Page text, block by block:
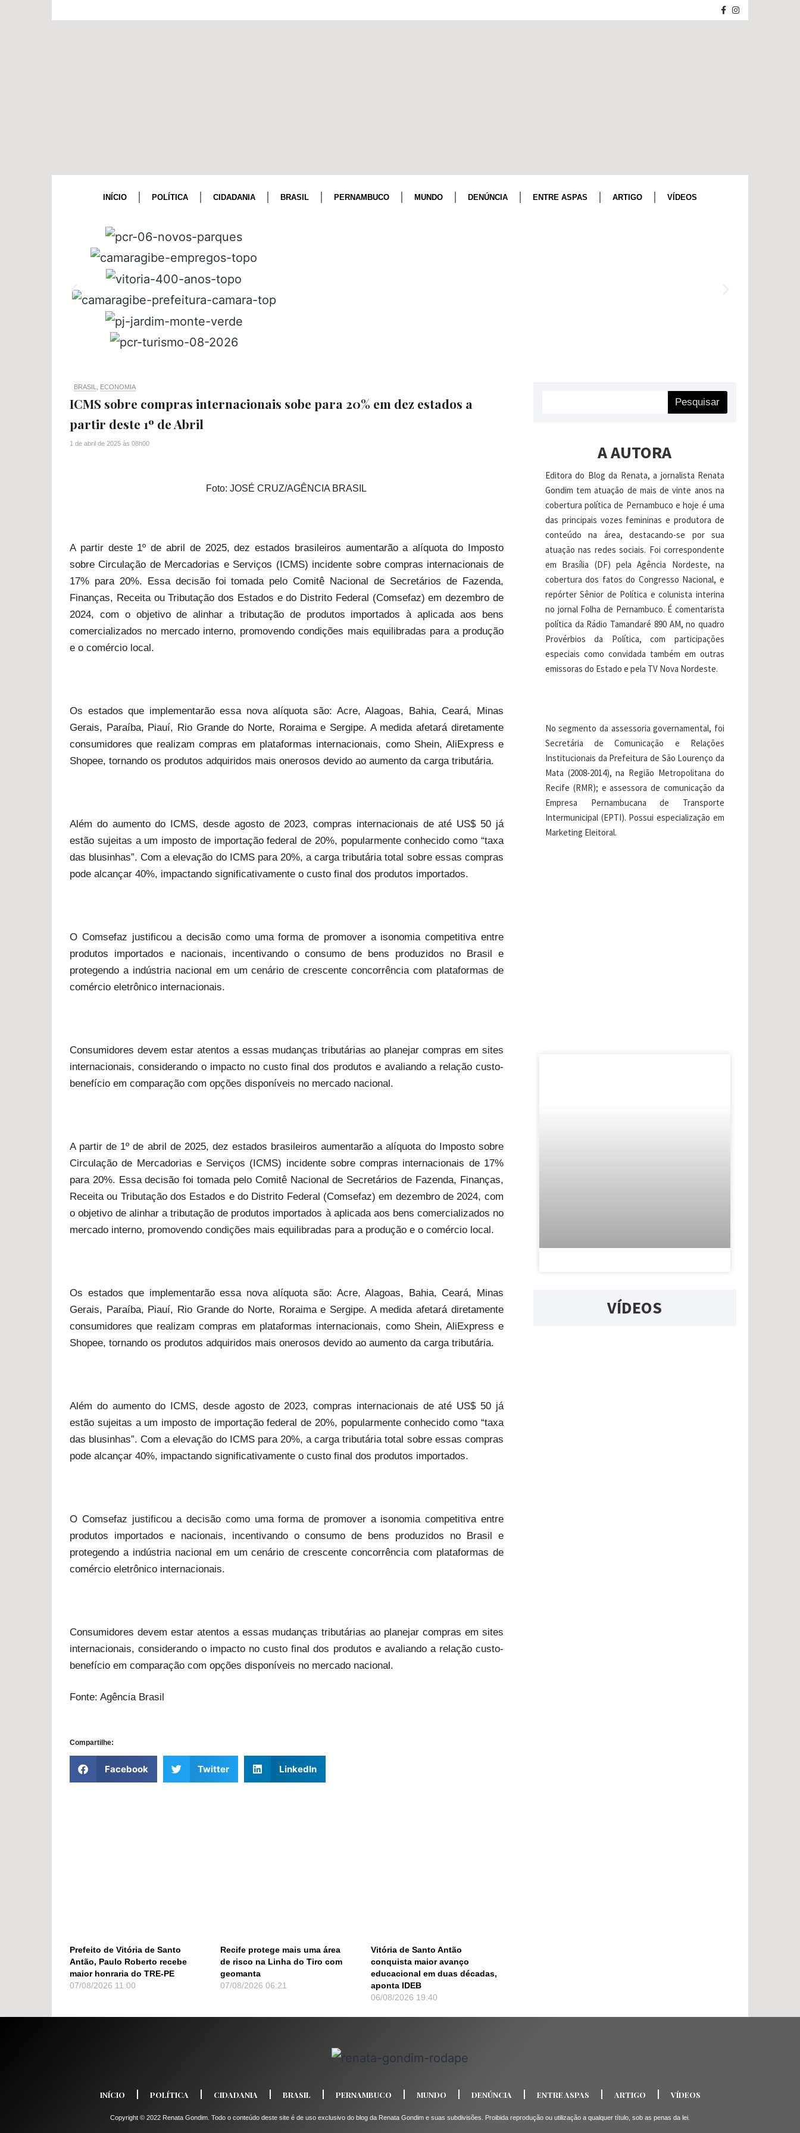
INÍCIO POLÍTICA CIDADANIA BRASIL PERNAMBUCO MUNDO DENÚNCIA ENTRE ASPAS ARTIGO VÍDEOS
BRASIL ECONOMIA
ICMS sobre compras internacionais sobe para 20% em dez estados a
partir deste 1º de Abril
1 de abril de 2025 às 08h00
Foto: JOSÉ CRUZ/AGÊNCIA BRASIL
A partir deste 1º de abril de 2025, dez estados brasileiros aumentarão a alíquota do Imposto
sobre Circulação de Mercadorias e Serviços (ICMS) incidente sobre compras internacionais de
17% para 20%. Essa decisão foi tomada pelo Comitê Nacional de Secretários de Fazenda,
Finanças, Receita ou Tributação dos Estados e do Distrito Federal (Comsefaz) em dezembro de
2024, com o objetivo de alinhar a tributação de produtos importados à aplicada aos bens
comercializados no mercado interno, promovendo condições mais equilibradas para a produção
e o comércio local.
Os estados que implementarão essa nova alíquota são: Acre, Alagoas, Bahia, Ceará, Minas
Gerais, Paraíba, Piauí, Rio Grande do Norte, Roraima e Sergipe. A medida afetará diretamente
consumidores que realizam compras em plataformas internacionais, como Shein, AliExpress e
Shopee, tornando os produtos adquiridos mais onerosos devido ao aumento da carga tributária.
Além do aumento do ICMS, desde agosto de 2023, compras internacionais de até US$ 50 já
estão sujeitas a um imposto de importação federal de 20%, popularmente conhecido como “taxa
das blusinhas”. Com a elevação do ICMS para 20%, a carga tributária total sobre essas compras
pode alcançar 40%, impactando significativamente o custo final dos produtos importados.
O Comsefaz justificou a decisão como uma forma de promover a isonomia competitiva entre
produtos importados e nacionais, incentivando o consumo de bens produzidos no Brasil e
protegendo a indústria nacional em um cenário de crescente concorrência com plataformas de
comércio eletrônico internacionais.
Consumidores devem estar atentos a essas mudanças tributárias ao planejar compras em sites
internacionais, considerando o impacto no custo final dos produtos e avaliando a relação custo-
benefício em comparação com opções disponíveis no mercado nacional.
A partir de 1º de abril de 2025, dez estados brasileiros aumentarão a alíquota do Imposto sobre
Circulação de Mercadorias e Serviços (ICMS) incidente sobre compras internacionais de 17%
para 20%. Essa decisão foi tomada pelo Comitê Nacional de Secretários de Fazenda, Finanças,
Receita ou Tributação dos Estados e do Distrito Federal (Comsefaz) em dezembro de 2024, com
o objetivo de alinhar a tributação de produtos importados à aplicada aos bens comercializados no
mercado interno, promovendo condições mais equilibradas para a produção e o comércio local.
Os estados que implementarão essa nova alíquota são: Acre, Alagoas, Bahia, Ceará, Minas
Gerais, Paraíba, Piauí, Rio Grande do Norte, Roraima e Sergipe. A medida afetará diretamente
consumidores que realizam compras em plataformas internacionais, como Shein, AliExpress e
Shopee, tornando os produtos adquiridos mais onerosos devido ao aumento da carga tributária.
Além do aumento do ICMS, desde agosto de 2023, compras internacionais de até US$ 50 já
estão sujeitas a um imposto de importação federal de 20%, popularmente conhecido como “taxa
das blusinhas”. Com a elevação do ICMS para 20%, a carga tributária total sobre essas compras
pode alcançar 40%, impactando significativamente o custo final dos produtos importados.
O Comsefaz justificou a decisão como uma forma de promover a isonomia competitiva entre
produtos importados e nacionais, incentivando o consumo de bens produzidos no Brasil e
protegendo a indústria nacional em um cenário de crescente concorrência com plataformas de
comércio eletrônico internacionais.
Consumidores devem estar atentos a essas mudanças tributárias ao planejar compras em sites
internacionais, considerando o impacto no custo final dos produtos e avaliando a relação custo-
benefício em comparação com opções disponíveis no mercado nacional.
Fonte: Agência Brasil
Compartilhe:
Facebook Twitter LinkedIn
Prefeito de Vitória de Santo
Antão, Paulo Roberto recebe
maior honraria do TRE-PE
07/08/2026 11:00
Recife protege mais uma área
de risco na Linha do Tiro com
geomanta
07/08/2026 06:21
Vitória de Santo Antão
conquista maior avanço
educacional em duas décadas,
aponta IDEB
06/08/2026 19:40
Pesquisar
A AUTORA
Editora do Blog da Renata, a jornalista Renata
Gondim tem atuação de mais de vinte anos na
cobertura política de Pernambuco e hoje é uma
das principais vozes femininas e produtora de
conteúdo na área, destacando-se por sua
atuação nas redes sociais. Foi correspondente
em Brasília (DF) pela Agência Nordeste, na
cobertura dos fatos do Congresso Nacional, e
repórter Sênior de Política e colunista interina
no jornal Folha de Pernambuco. É comentarista
política da Rádio Tamandaré 890 AM, no quadro
Provérbios da Política, com participações
especiais como convidada também em outras
emissoras do Estado e pela TV Nova Nordeste.
No segmento da assessoria governamental, foi
Secretária de Comunicação e Relações
Institucionais da Prefeitura de São Lourenço da
Mata (2008-2014), na Região Metropolitana do
Recife (RMR); e assessora de comunicação da
Empresa Pernambucana de Transporte
Intermunicipal (EPTI). Possui especialização em
Marketing Eleitoral.
VÍDEOS
INÍCIO POLÍTICA CIDADANIA BRASIL PERNAMBUCO MUNDO DENÚNCIA ENTRE ASPAS ARTIGO VÍDEOS
Copyright © 2022 Renata Gondim. Todo o conteúdo deste site é de uso exclusivo do blog da Renata Gondim e suas subdivisões. Proibida reprodução ou utilização a qualquer título, sob as penas da lei.